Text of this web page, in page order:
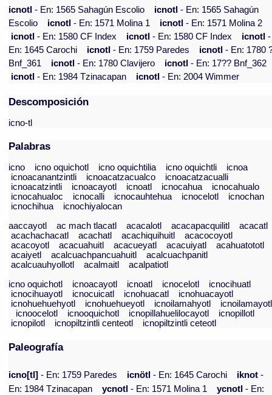
icnotl- En: 1565 Sahagún Escolio icnotl- En: 1565 Sahagún
Escolio
icnotl- En: 1571 Molina 1 icnotl- En: 1571 Molina 2
icnotl- En: 1580 CF Index icnotl- En: 1580 CF Index icnotl-
En: 1645 Carochi
icnotl- En: 1759 Paredes icnotl- En: 1780
Bnf_361
icnotl- En: 1780 Clavijero icnotl- En: 17?? Bnf_362
icnotl- En: 1984 Tzinacapan icnotl- En: 2004 Wimmer
Descomposición
icno-tl
Palabras
icno icno oquichotl icno oquichtilia icno oquichtli
icnoa
icnoacanantzintli
icnoacatzacualco
icnoacatzacualli
icnoacatzintli
icnoacayotl icnoatl icnocahua
icnocahualo
icnocahualoc
icnocalli icnocauhtehua icnocelotl
icnochan
icnochihua
icnochiyalocan
aaccayotl
ac mach tlacatl acacalotl acacapacquilitl
acacatl
acachachacatl
acachatl acachiquihuitl
acacocoyotl
acacoyotl
acacuahuitl acacueyatl acacuiyatl
acahuatototl
acaiyetl
acalcuachpancuahuitl
acalcuachpanitl
acalcuauhyollotl
acalmaitl
acalpatiotl
icno oquichotl
icnoacayotl icnoatl icnocelotl
icnocihuatl
icnocihuayotl
icnocuicatl icnohuacatl
icnohuacayotl
icnohuehuehyotl
icnohuehueyotl icnoilamahyotl
icnoilamayotl
icnoocelotl
icnooquichotl icnopillahuelilocayotl
icnopillotl
icnopilotl
icnopiltzintli centeotl icnopiltzintli ceteotl
Paleografía
icno[tl] - En: 1759 Paredes icnötl - En: 1645 Carochi iknot -
En: 1984 Tzinacapan
ycnotl - En: 1571 Molina 1 ycnotl - En: